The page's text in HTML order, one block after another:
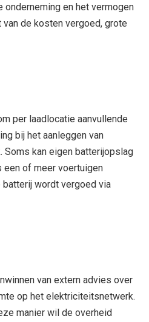
en het vermogen
de kosten vergoed, grote
per laadlocatie aanvullende
bij het aanleggen van
Soms kan eigen batterijopslag
een of meer voertuigen
batterij wordt vergoed via
van extern advies over
op het elektriciteitsnetwerk.
manier wil de overheid